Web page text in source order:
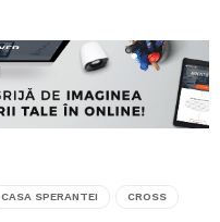
CASA SPERANTEI CROSS